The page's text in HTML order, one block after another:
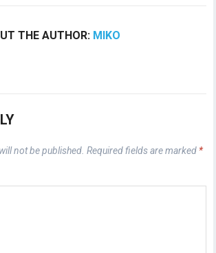
THE AUTHOR: MIKO
not be published. Required fields are marked *